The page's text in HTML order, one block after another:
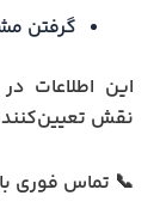
گرفتن
این اطلاعات
نقش
📞 تماس فوری